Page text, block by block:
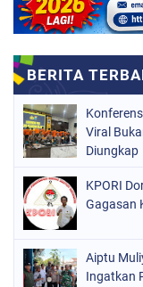
Viral
Diungkap
KPORI
Gagasan
Aiptu
Ingatkan